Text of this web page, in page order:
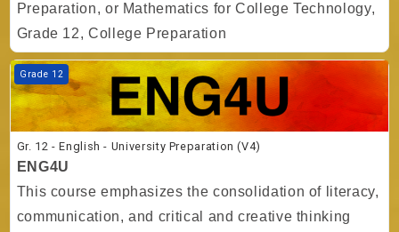
Preparation, or Mathematics for College Technology,
Grade 12, College Preparation
Kurs Görseli Gr. 12 - English - University Preparation (V4)
Grade 12
Gr. 12 - English - University Preparation (V4)
ENG4U
This course emphasizes the consolidation of literacy,
communication, and critical and creative thinking